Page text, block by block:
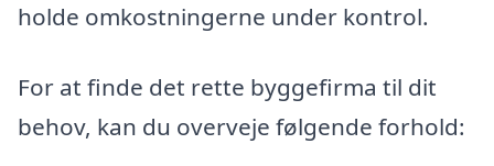
holde omkostningerne under kontrol.
For at finde det rette byggefirma til dit
behov, kan du overveje følgende forhold: